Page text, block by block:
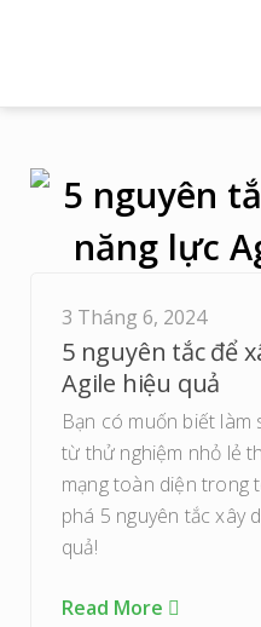
3 Tháng 6, 2024
5 nguyên tắc để
Agile hiệu quả
Bạn có muốn biết làm
từ thử nghiệm nhỏ lẻ
mạng toàn diện trong
phá 5 nguyên tắc xây
quả!
Read More